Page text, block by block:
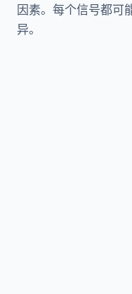
因素。每个信号都可
异。